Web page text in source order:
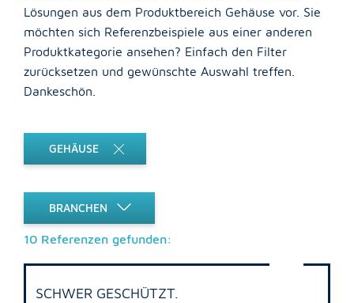
Lösungen aus dem Produktbereich Gehäuse vor. Sie
möchten sich Referenzbeispiele aus einer anderen
Produktkategorie ansehen? Einfach den Filter
zurücksetzen und gewünschte Auswahl treffen.
Dankeschön.
GEHÄUSE
10 Referenzen gefunden:
BRANCHEN
SCHWER GESCHÜTZT.